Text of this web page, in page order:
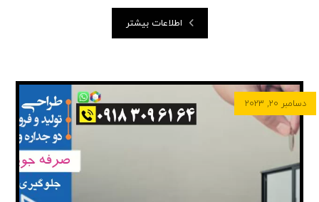
اطلاعات بیشتر
دسامبر ۲۰, ۲۰۲۳